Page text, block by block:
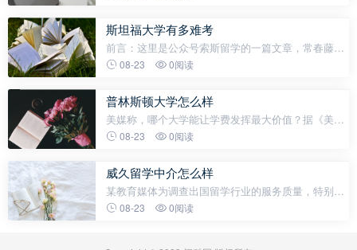
西北大学经济学有民国时期
斯坦福大学有多难考
前言：这里是公众号索斯留学的一篇文章，常春藤是
美国乃至全球最顶尖的高校联盟，但这并不意味着，
盟的盟校都是在美国东北，而在西部，一
08-23 0阅读
普林斯顿大学怎么样
美媒称，哪个大学能让学费发挥最大价值？据《美国
新闻与世界报道》公布的排行榜，在全国性大学中首
月10日报道，《美国新闻与世界报
08-23 0阅读
威久留学中介怎么样
某教育媒体为调查出国留学行业的服务质量，特别对
北京、上海、广州等留学人数剧增地区的重点高中、
08-23 0阅读